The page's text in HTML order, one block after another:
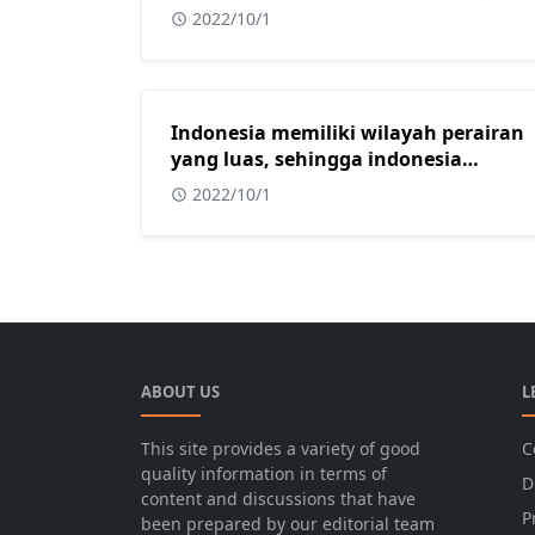
yang diperoleh dari?
2022/10/1
Indonesia memiliki wilayah perairan
yang luas, sehingga indonesia
mendapat julukan sebagai?
2022/10/1
ABOUT US
This site provides a variety of good
quality information in terms of
content and discussions that have
been prepared by our editorial team